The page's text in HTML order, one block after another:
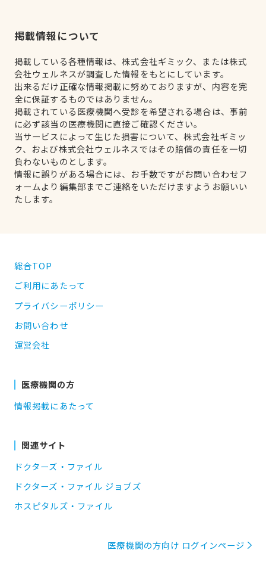
掲載情報について
掲載している各種情報は、株式会社ギミック、または株式
会社ウェルネスが調査した情報をもとにしています。
出来るだけ正確な情報掲載に努めておりますが、内容を完
全に保証するものではありません。
掲載されている医療機関へ受診を希望される場合は、事前
に必ず該当の医療機関に直接ご確認ください。
当サービスによって生じた損害について、株式会社ギミッ
ク、および株式会社ウェルネスではその賠償の責任を一切
負わないものとします。
情報に誤りがある場合には、お手数ですがお問い合わせフ
ォームより編集部までご連絡をいただけますようお願いい
たします。
総合TOP
ご利用にあたって
プライバシーポリシー
お問い合わせ
運営会社
医療機関の方
情報掲載にあたって
関連サイト
ドクターズ・ファイル
ドクターズ・ファイル ジョブズ
ホスピタルズ・ファイル
医療機関の方向け ログインページ